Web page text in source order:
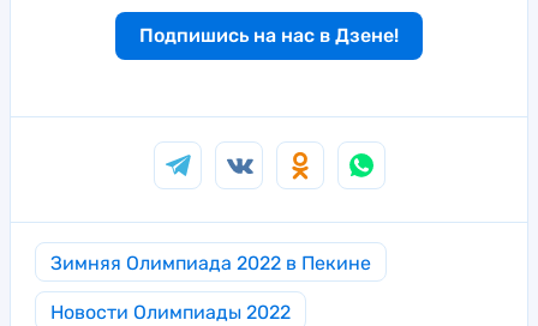
Подпишись на нас в Дзене!
Зимняя Олимпиада 2022 в Пекине
Новости Олимпиады 2022